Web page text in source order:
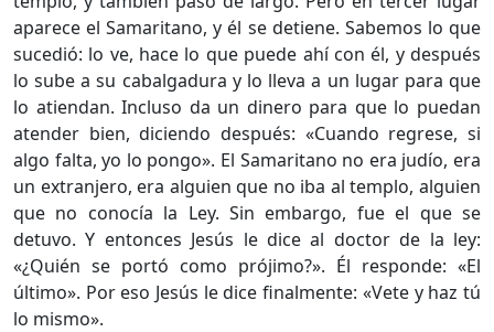
aparece el Samaritano, y él se detiene. Sabemos lo que
sucedió: lo ve, hace lo que puede ahí con él, y después
lo sube a su cabalgadura y lo lleva a un lugar para que
lo atiendan. Incluso da un dinero para que lo puedan
atender bien, diciendo después: «Cuando regrese, si
algo falta, yo lo pongo». El Samaritano no era judío, era
un extranjero, era alguien que no iba al templo, alguien
que no conocía la Ley. Sin embargo, fue el que se
detuvo. Y entonces Jesús le dice al doctor de la ley:
«¿Quién se portó como prójimo?». Él responde: «El
último». Por eso Jesús le dice finalmente: «Vete y haz tú
lo mismo».